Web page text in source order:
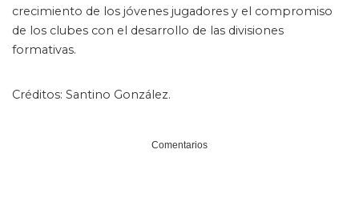
crecimiento de los jóvenes jugadores y el compromiso
de los clubes con el desarrollo de las divisiones
formativas.
Créditos: Santino González.
Comentarios